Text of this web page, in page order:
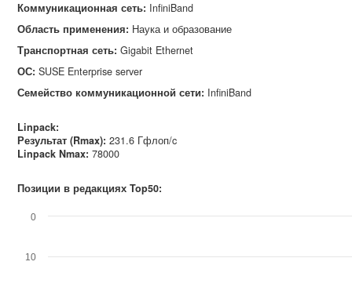
Коммуникационная сеть: InfiniBand
Область применения: Наука и образование
Транспортная сеть: Gigabit Ethernet
ОС: SUSE Enterprise server
Семейство коммуникационной сети: InfiniBand
Linpack:
Результат (Rmax): 231.6 Гфлоп/c
Linpack Nmax: 78000
Позиции в редакциях Top50:
0
10